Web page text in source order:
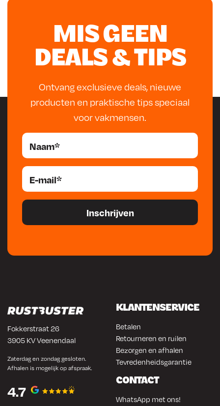
MIS GEEN
DEALS & TIPS
Ontvang exclusieve deals, nieuwe
producten en praktische tips speciaal
voor vakmensen.
Fokkerstraat 26
3905 KV Veenendaal
Zaterdag en zondag gesloten.
Afhalen is mogelijk op afspraak.
4.7
KLANTENSERVICE
Betalen
Retourneren en ruilen
Bezorgen en afhalen
Tevredenheidsgarantie
CONTACT
WhatsApp met ons!